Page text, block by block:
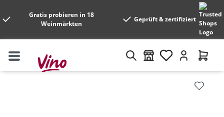
Gratis probieren in 18
Weinmärkten
Geprüft & zertifiziert